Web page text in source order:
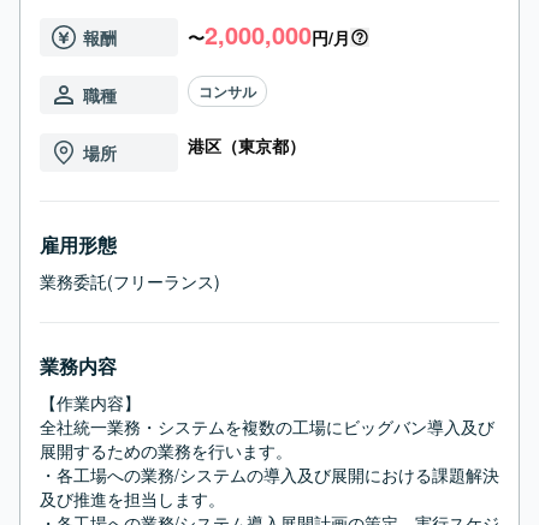
報酬 〜2,000,000円/月
職種 コンサル
場所 港区（東京都）
雇用形態
業務委託(フリーランス)
業務内容
【作業内容】
全社統一業務・システムを複数の工場にビッグバン導入及び
展開するための業務を行います。
・各工場への業務/システムの導入及び展開における課題解決
及び推進を担当します。